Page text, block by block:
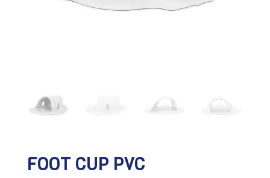
FOOT CUP PVC